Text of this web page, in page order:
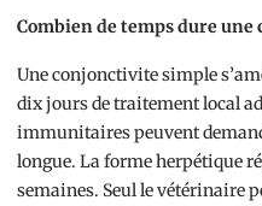
Combien de temps dure
Une conjonctivite simple
dix jours de traitement local
immunitaires peuvent
longue. La forme herpétique
semaines. Seul le vétérinaire